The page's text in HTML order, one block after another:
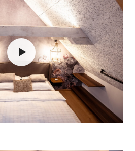
▶